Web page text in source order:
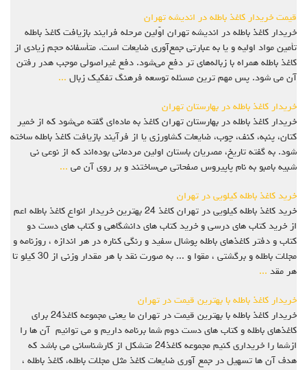
قیمت خریدار کاغذ باطله در اندیشه تهران
خریدار کاغذ باطله در اندیشه تهران اوّلین مرحله فرایند بازیافت کاغذ باطله
تأمین مواد اولیه و یا به عبارتی جمع‌آوری ضایعات است. متأسفانه حجم زیادی از
کاغذ باطله همراه با زباله‌های تر دفع می‌شود. دفع غیراصولی موجب هدر رفتن
آن می‌ شود. پس مهم‌ ترین مسئله توسعه فرهنگ تفکیک زبال ...
خریدار کاغذ باطله در بهارستان تهران
خریدار کاغذ باطله در بهارستان تهران کاغذ به ماده‌ای گفته می‌شود که از خمیر
کتان، پنبه، کنف، چوب، ضایعات کشاورزی یا از فرآیند بازیافت کاغذ باطله ساخته
شود. به گفته تاریخ، مصریان باستان اولین مردمانی بوده‌اند که از نوعی نی
شبیه بامبو به نام پاپیروس صفحاتی می‌ساختند و بر روی آن می ...
خرید کاغذ باطله کیلویی در تهران
خرید کاغذ باطله کیلویی در تهران کاغذ 24 بهترين خريدار انواع کاغذ باطله اعم
از خرید کتاب های درسی و خرید کتاب های دانشگاهی و کتاب های دست دو
کتاب و دفتر کاغذهاي باطله پوشال سفيد و رنگي کناره در هر اندازه ، روزنامه و
مجلات باطله و برگشتی ، مقوا و ... به صورت نقد با هر مقدار وزنی از 30 کیلو تا
هر مقد ...
خریدار کاغذ باطله با بهترین قیمت در تهران
خریدار کاغذ باطله با بهترین قیمت در تهران ما یعنی مجموعه کاغذ24 برای
کاغذهای باطله و کتاب های دست دوم شما برنامه داریم و می توانیم آن ها را
ازشما را خریداری کنیم مجموعه کاغذ24 متشکل از کارشناسانی می باشد که
هدف آن ها تسهیل در جمع آوری ضایعات کاغذ مثل مجلات باطله، کاغذ باطله ،